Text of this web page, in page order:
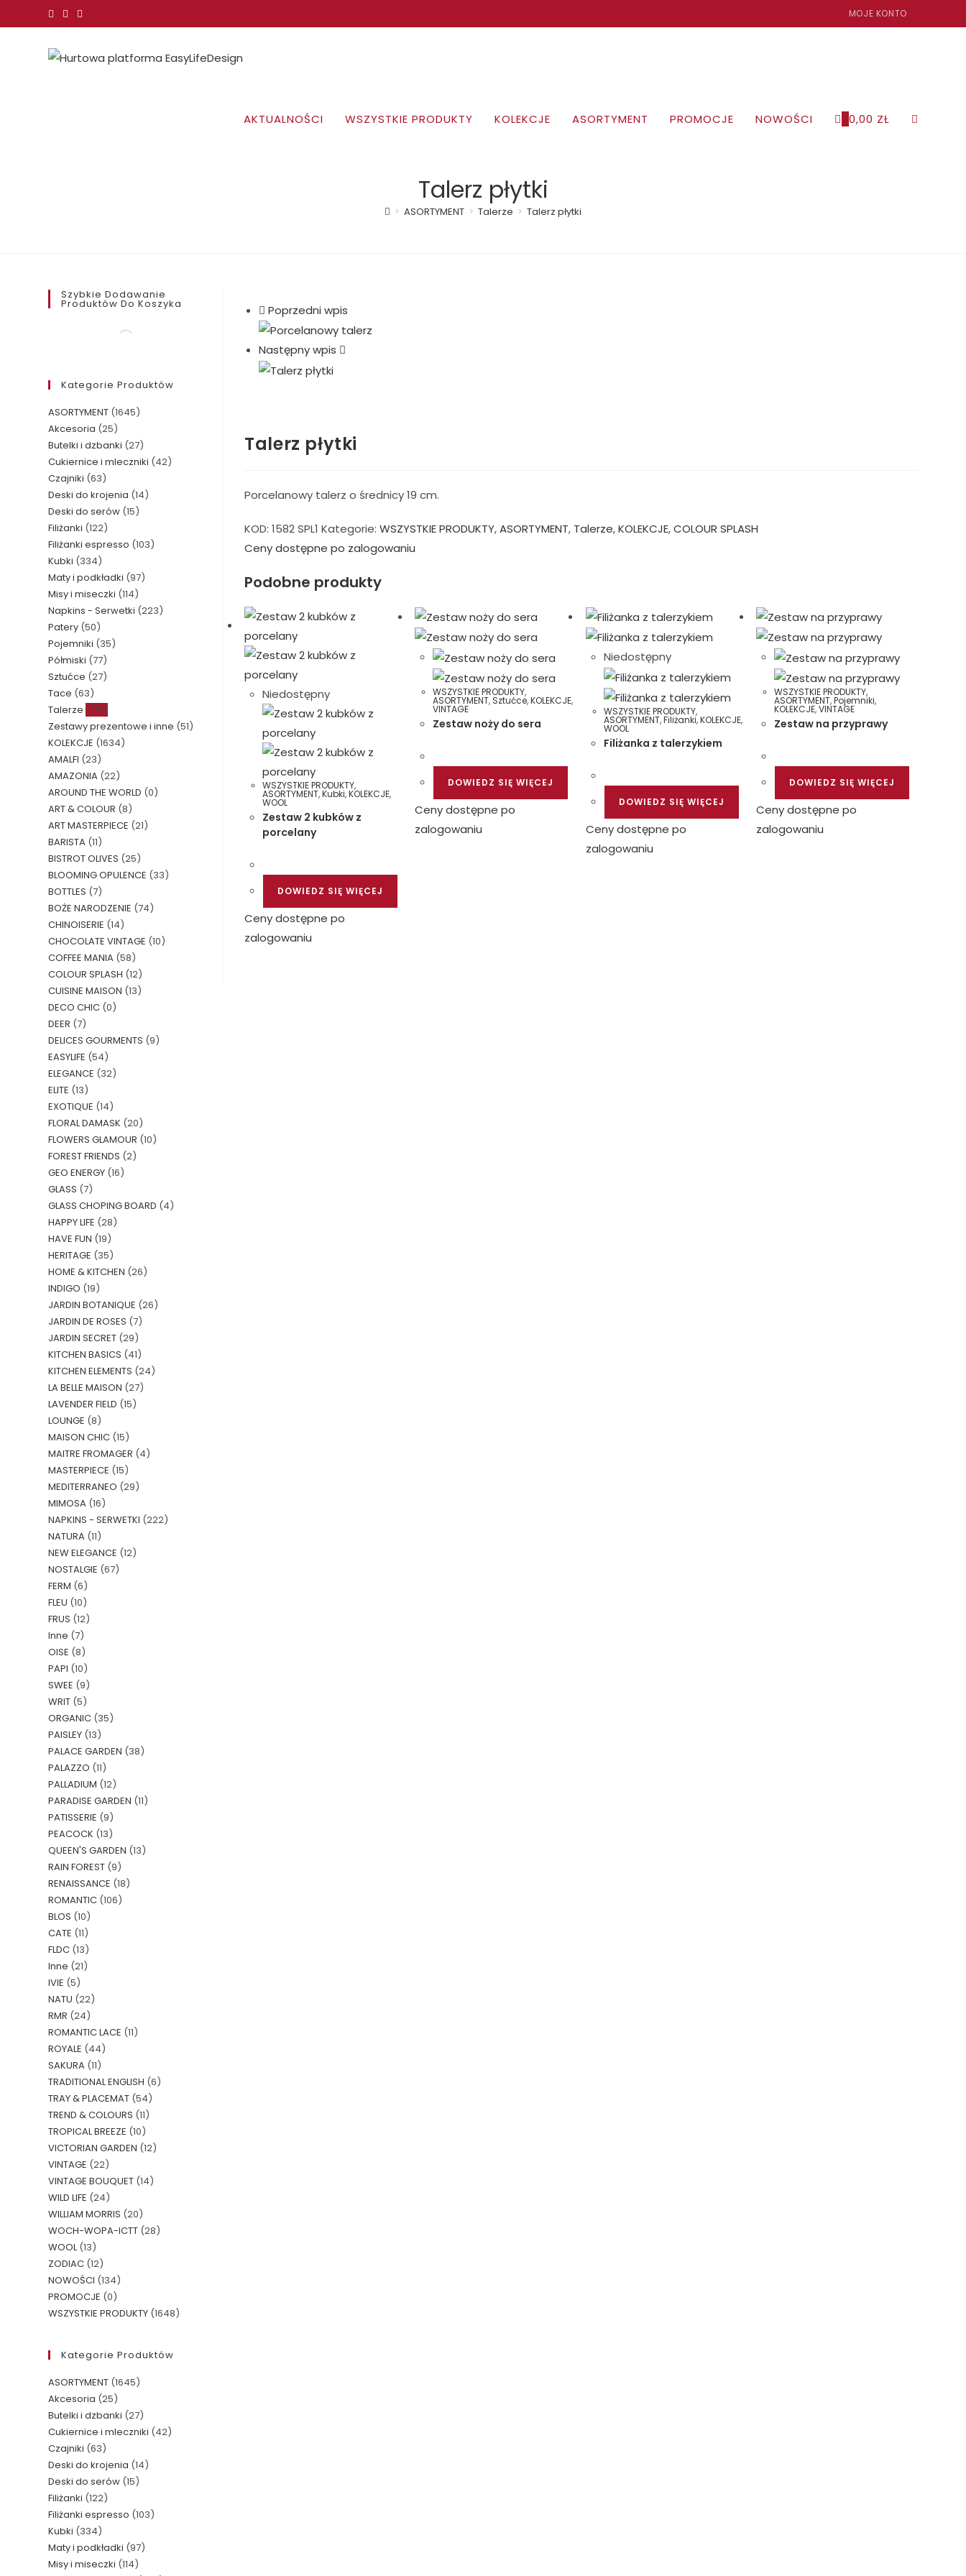
treści
MOJE KONTO
AKTUALNOŚCI WSZYSTKIE PRODUKTY KOLEKCJE ASORTYMENT PROMOCJE NOWOŚCI 0,00 ZŁ TOGGLE
Talerz płytki
> ASORTYMENT > Talerze > Talerz płytki
Poprzedni wpis
Następny wpis
Talerz płytki
Porcelanowy talerz o średnicy 19 cm.
KOD:1582 SPL1 Kategorie:WSZYSTKIE PRODUKTY,ASORTYMENT, Talerze,KOLEKCJE,COLOUR SPLASH
Ceny dostępne po zalogowaniu
Podobne produkty
Niedostępny
WSZYSTKIE PRODUKTY,
ASORTYMENT,Kubki,KOLEKCJE,
WOOL
Zestaw 2 kubków z
porcelany
DOWIEDZ SIĘ WIĘCEJ
Ceny dostępne po
zalogowaniu
WSZYSTKIE PRODUKTY,
ASORTYMENT, Sztućce,KOLEKCJE,
VINTAGE
Zestaw noży do sera
DOWIEDZ SIĘ WIĘCEJ
Ceny dostępne po
zalogowaniu
Niedostępny
WSZYSTKIE PRODUKTY,
ASORTYMENT,Filiżanki,KOLEKCJE,
WOOL
Filiżanka z talerzykiem
DOWIEDZ SIĘ WIĘCEJ
Ceny dostępne po
zalogowaniu
WSZYSTKIE PRODUKTY,
ASORTYMENT,Pojemniki,
KOLEKCJE,VINTAGE
Zestaw na przyprawy
DOWIEDZ SIĘ WIĘCEJ
Ceny dostępne po
zalogowaniu
Szybkie Dodawanie
Produktów Do Koszyka
Kategorie Produktów
ASORTYMENT (1645)
Akcesoria (25)
Butelki i dzbanki (27)
Cukiernice i mleczniki (42)
Czajniki (63)
Deski do krojenia (14)
Deski do serów (15)
Filiżanki (122)
Filiżanki espresso (103)
Kubki (334)
Maty i podkładki (97)
Misy i miseczki (114)
Napkins - Serwetki (223)
Patery (50)
Pojemniki (35)
Półmiski (77)
Sztućce (27)
Tace (63)
Talerze (176)
Zestawy prezentowe i inne (51)
KOLEKCJE (1634)
AMALFI (23)
AMAZONIA (22)
AROUND THE WORLD (0)
ART & COLOUR (8)
ART MASTERPIECE (21)
BARISTA (11)
BISTROT OLIVES (25)
BLOOMING OPULENCE (33)
BOTTLES (7)
BOŻE NARODZENIE (74)
CHINOISERIE (14)
CHOCOLATE VINTAGE (10)
COFFEE MANIA (58)
COLOUR SPLASH (12)
CUISINE MAISON (13)
DECO CHIC (0)
DEER (7)
DELICES GOURMENTS (9)
EASYLIFE (54)
ELEGANCE (32)
ELITE (13)
EXOTIQUE (14)
FLORAL DAMASK (20)
FLOWERS GLAMOUR (10)
FOREST FRIENDS (2)
GEO ENERGY (16)
GLASS (7)
GLASS CHOPING BOARD (4)
HAPPY LIFE (28)
HAVE FUN (19)
HERITAGE (35)
HOME & KITCHEN (26)
INDIGO (19)
JARDIN BOTANIQUE (26)
JARDIN DE ROSES (7)
JARDIN SECRET (29)
KITCHEN BASICS (41)
KITCHEN ELEMENTS (24)
LA BELLE MAISON (27)
LAVENDER FIELD (15)
LOUNGE (8)
MAISON CHIC (15)
MAITRE FROMAGER (4)
MASTERPIECE (15)
MEDITERRANEO (29)
MIMOSA (16)
NAPKINS - SERWETKI (222)
NATURA (11)
NEW ELEGANCE (12)
NOSTALGIE (67)
FERM (6)
FLEU (10)
FRUS (12)
Inne (7)
OISE (8)
PAPI (10)
SWEE (9)
WRIT (5)
ORGANIC (35)
PAISLEY (13)
PALACE GARDEN (38)
PALAZZO (11)
PALLADIUM (12)
PARADISE GARDEN (11)
PATISSERIE (9)
PEACOCK (13)
QUEEN'S GARDEN (13)
RAIN FOREST (9)
RENAISSANCE (18)
ROMANTIC (106)
BLOS (10)
CATE (11)
FLDC (13)
Inne (21)
IVIE (5)
NATU (22)
RMR (24)
ROMANTIC LACE (11)
ROYALE (44)
SAKURA (11)
TRADITIONAL ENGLISH (6)
TRAY & PLACEMAT (54)
TREND & COLOURS (11)
TROPICAL BREEZE (10)
VICTORIAN GARDEN (12)
VINTAGE (22)
VINTAGE BOUQUET (14)
WILD LIFE (24)
WILLIAM MORRIS (20)
WOCH-WOPA-ICTT (28)
WOOL(13)
ZODIAC (12)
NOWOŚCI (134)
PROMOCJE (0)
WSZYSTKIE PRODUKTY (1648)
Kategorie Produktów
ASORTYMENT (1645)
Akcesoria (25)
Butelki i dzbanki (27)
Cukiernice i mleczniki (42)
Czajniki (63)
Deski do krojenia (14)
Deski do serów (15)
Filiżanki (122)
Filiżanki espresso (103)
Kubki (334)
Maty i podkładki (97)
Misy i miseczki (114)